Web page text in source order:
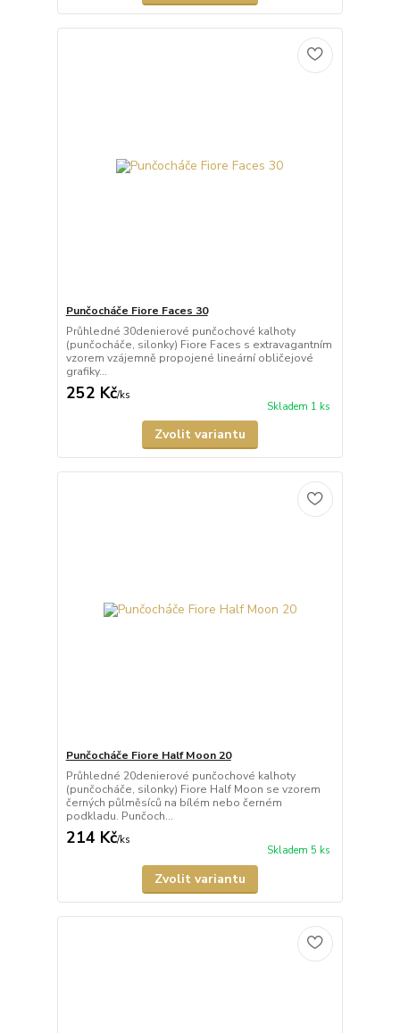
Punčocháče Fiore Faces 30
Průhledné 30denierové punčochové kalhoty
(punčocháče, silonky) Fiore Faces s extravagantním
vzorem vzájemně propojené lineární obličejové
grafiky...
252 Kč/ks
Skladem 1 ks
Zvolit variantu
Punčocháče Fiore Half Moon 20
Průhledné 20denierové punčochové kalhoty
(punčocháče, silonky) Fiore Half Moon se vzorem
černých půlměsíců na bílém nebo černém
podkladu. Punčoch...
214 Kč/ks
Skladem 5 ks
Zvolit variantu